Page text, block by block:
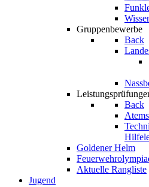
Gruppenbewerbe
Back
Back
Goldener Helm
Aktuelle Rangliste
Jugend